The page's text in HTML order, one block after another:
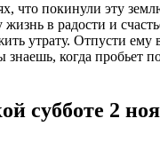
что покинули эту
в радости и
утрату. Отпусти
когда пробьет
субботе 2